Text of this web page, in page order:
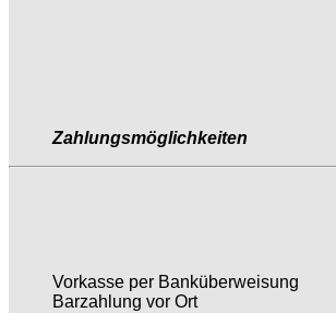
Zahlungsmöglichkeiten
Vorkasse per Banküberweisung
Barzahlung vor Ort